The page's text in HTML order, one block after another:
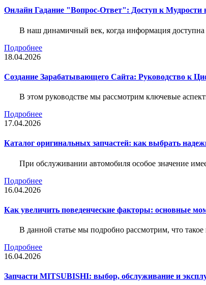
Онлайн Гадание "Вопрос-Ответ": Доступ к
В наш динамичный век, когда информация доступна
Подробнее
18.04.2026
Создание Зарабатывающего Сайта: Руководство к
В этом руководстве мы рассмотрим ключевые
Подробнее
17.04.2026
Каталог оригинальных запчастей: как выбрать
При обслуживании автомобиля особое значение
Подробнее
16.04.2026
Как увеличить поведенческие факторы: основные
В данной статье мы подробно рассмотрим, что
Подробнее
16.04.2026
Запчасти MITSUBISHI: выбор, обслуживание и